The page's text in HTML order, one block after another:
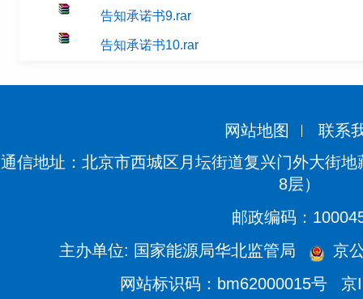
告知承诺书9.rar
告知承诺书10.rar
网站地图
联系
通信地址：北京市西城区月坛街道复兴门外大街
8层）
邮政编码：
主办单位: 国家能源局华北监管局
京
网站标识码：bm62000015号
京